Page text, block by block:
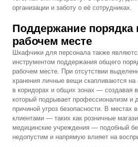
организации и заботу о её сотрудниках.
Поддержание порядка
рабочем месте
Шкафчики для персонала также
инструментом поддержания общего
рабочем месте. При отсутствии
хранения личные вещи скапливаются на
в коридорах и общих зонах — создавая
который подрывает профессионализм и
причиной угроз безопасности. В местах
клиентами — таких как розничные
медицинские учреждения — подобный
недопустим и напрямую влияет на